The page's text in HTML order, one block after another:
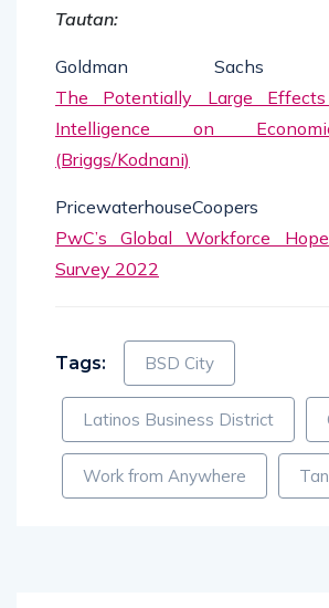
Tautan:
Goldman
The Potentially Large
Intelligence on
(Briggs/Kodnani)
PwC’s Global Workforce
Survey 2022
Tags: BSD City
Latinos Business District
Work from Anywhere